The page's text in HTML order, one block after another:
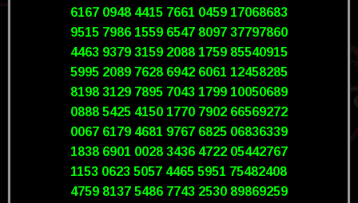
6167 0948 4415 7661 0459 17068683
9515 7986 1559 6547 8097 37797860
4463 9379 3159 2088 1759 85540915
5995 2089 7628 6942 6061 12458285
8198 3129 7895 7043 1799 10050689
0888 5425 4150 1770 7902 66569272
0067 6179 4681 9767 6825 06836339
1838 6901 0028 3436 4722 05442767
1153 0623 5057 4465 5951 75482408
4759 8137 5486 7743 2530 89869259